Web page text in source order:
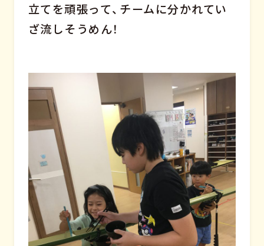
立てを頑張って、チームに分かれてい
ざ流しそうめん！